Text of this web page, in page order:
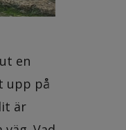
en
upp på
är